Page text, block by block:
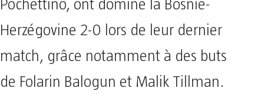
Pochettino, ont dominé la Bosnie-
Herzégovine 2-0 lors de leur dernier
match, grâce notamment à des buts
de Folarin Balogun et Malik Tillman.